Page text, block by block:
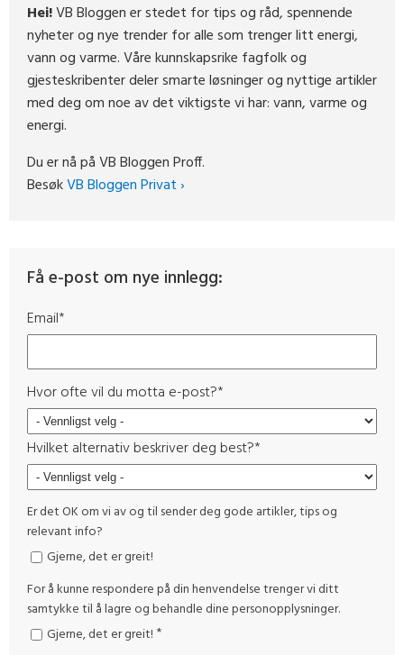
Hei!VB Bloggen er stedet for tips og råd, spennende
nyheter og nye trender for alle som trenger litt energi,
vann og varme. Våre kunnskapsrike fagfolk og
gjesteskribenter deler smarte løsninger og nyttige artikler
med deg om noe av det viktigste vi har: vann, varme og
energi.
Du er nå på VB Bloggen Proff.
BesøkVB Bloggen Privat ›
Få e-post om nye innlegg:
Email*
Hvor ofte vil du motta e-post?*
Hvilket alternativ beskriver deg best?*
Er det OK om vi av og til sender deg gode artikler, tips og
relevant info?
Gjerne, det er greit!
For å kunne respondere på din henvendelse trenger vi ditt
samtykke til å lagre og behandle dine personopplysninger.
Gjerne, det er greit! *